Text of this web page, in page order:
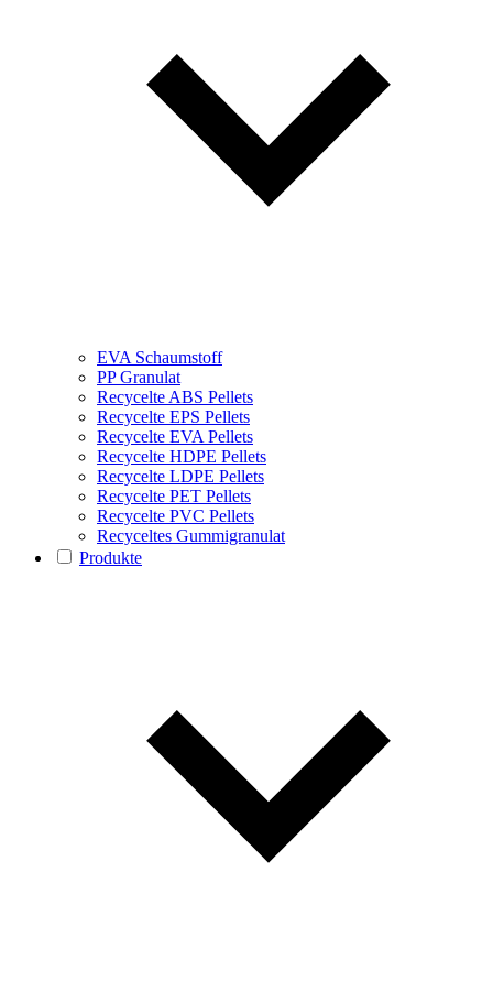
EVA Schaumstoff
PP Granulat
Recycelte ABS Pellets
Recycelte EPS Pellets
Recycelte EVA Pellets
Recycelte HDPE Pellets
Recycelte LDPE Pellets
Recycelte PET Pellets
Recycelte PVC Pellets
Recyceltes Gummigranulat
Produkte